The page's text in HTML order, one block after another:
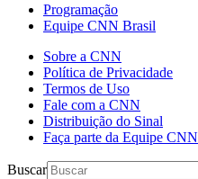
Programação
Equipe CNN Brasil
Sobre a CNN
Política de Privacidade
Termos de Uso
Fale com a CNN
Distribuição do Sinal
Faça parte da Equipe CNN
Buscar